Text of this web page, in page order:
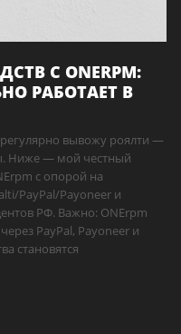
С ONERPM:
РАБОТАЕТ В
вывожу роялти —
Ниже — мой честный
с опорой на
PayPal/Payoneer и
РФ. Важно: ONErpm
PayPal, Payoneer и
становятся